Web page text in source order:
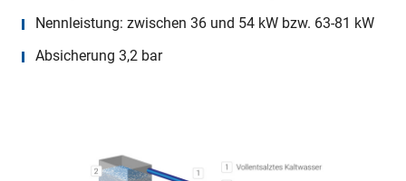
Nennleistung: zwischen 36 und 54 kW bzw. 63-81 kW
Absicherung 3,2 bar